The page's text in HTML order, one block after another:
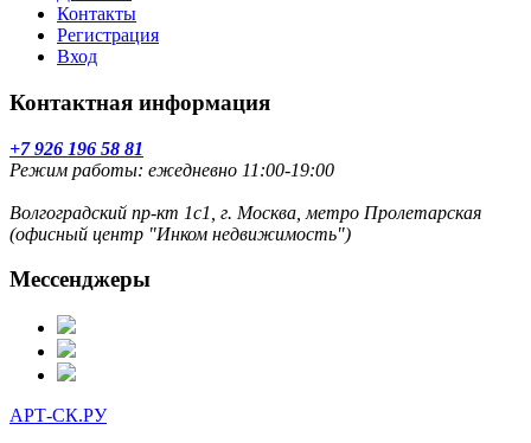
Контакты
Регистрация
Вход
Контактная информация
+7 926 196 58 81
Режим работы: ежедневно 11:00-19:00
Волгоградский пр-кт 1с1, г. Москва, метро Пролетарская
(офисный центр "Инком недвижимость")
Мессенджеры
АРТ-СК.РУ